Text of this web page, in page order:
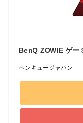
BenQ ZOWIE ゲー
ベンキュージャパン